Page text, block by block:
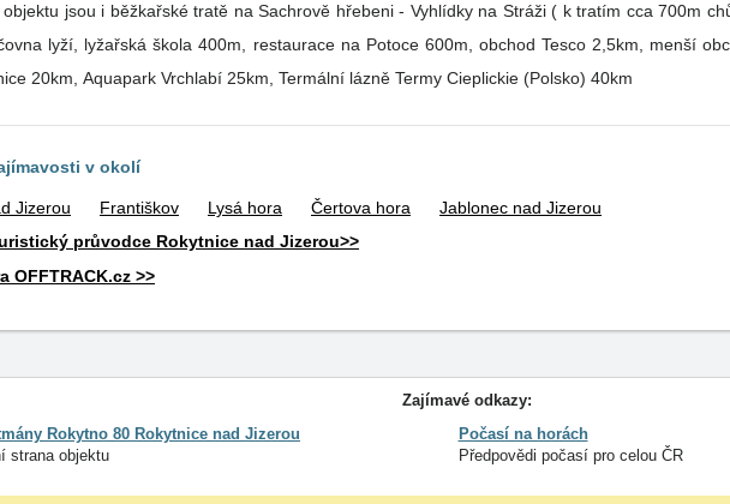
objektu jsou i běžkařské tratě na Sachrově hřebeni - Vyhlídky na Stráži ( k tratím cca 700m
20km, Aquapark Vrchlabí 25km, Termální lázně Termy Cieplickie (Polsko) 40km
v okolí
Jizerou Františkov Lysá hora Čertova hora
Jablonec nad Jizerou
průvodce Rokytnice nad Jizerou>>
OFFTRACK.cz >>
Zajímavé odkazy:
Rokytno 80 Rokytnice nad Jizerou
strana objektu
Počasí na horách
Předpovědi počasí pro celou ČR